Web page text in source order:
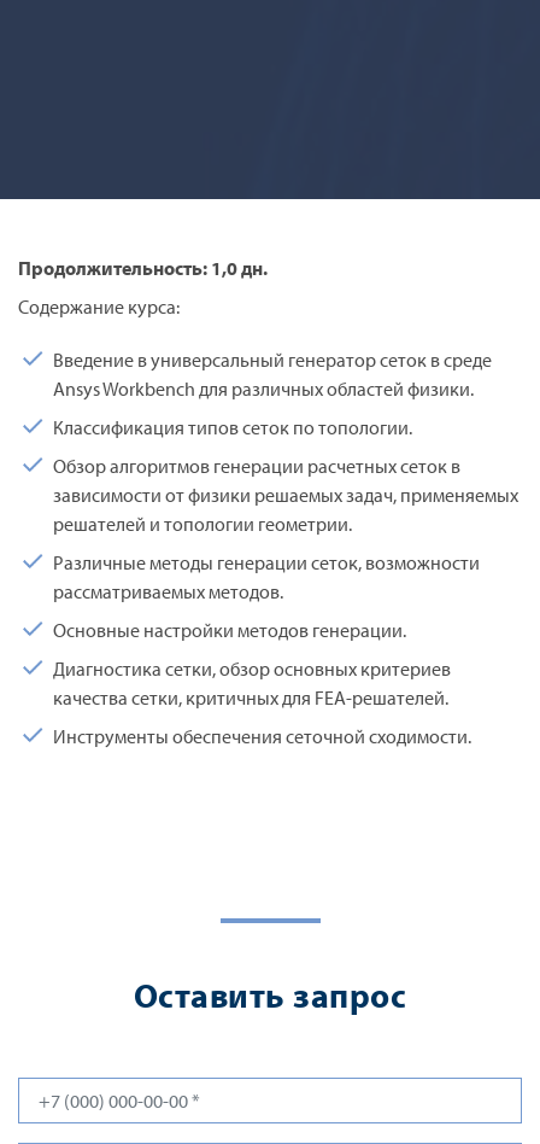
Продолжительность: 1,0 дн.
Содержание курса:
Введение в универсальный генератор сеток в среде
Ansys Workbench для различных областей физики.
Классификация типов сеток по топологии.
Обзор алгоритмов генерации расчетных сеток в
зависимости от физики решаемых задач, применяемых
решателей и топологии геометрии.
Различные методы генерации сеток, возможности
рассматриваемых методов.
Основные настройки методов генерации.
Диагностика сетки, обзор основных критериев
качества сетки, критичных для FEA-решателей.
Инструменты обеспечения сеточной сходимости.
Оставить запрос